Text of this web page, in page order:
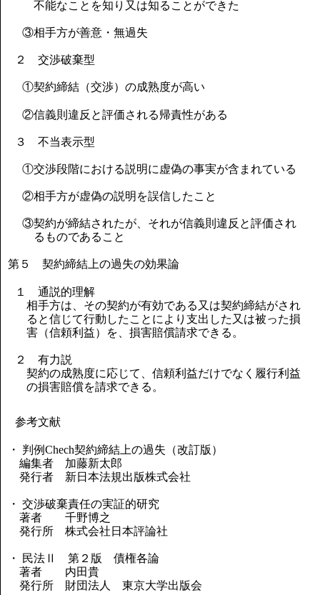
不能なことを知り又は知ることができた
③相手方が善意・無過失
２ 交渉破棄型
①契約締結（交渉）の成熟度が高い
②信義則違反と評価される帰責性がある
３ 不当表示型
①交渉段階における説明に虚偽の事実が含まれている
②相手方が虚偽の説明を誤信したこと
③契約が締結されたが、それが信義則違反と評価され
るものであること
第５ 契約締結上の過失の効果論
１ 通説的理解
相手方は、その契約が有効である又は契約締結がされ
ると信じて行動したことにより支出した又は被った損
害（信頼利益）を、損害賠償請求できる。
２ 有力説
契約の成熟度に応じて、信頼利益だけでなく履行利益
の損害賠償を請求できる。
参考文献
・ 判例Chech契約締結上の過失（改訂版）
編集者 加藤新太郎
発行者 新日本法規出版株式会社
・ 交渉破棄責任の実証的研究
著者 千野博之
発行所 株式会社日本評論社
・ 民法Ⅱ 第２版 債権各論
著者 内田貴
発行所 財団法人 東京大学出版会